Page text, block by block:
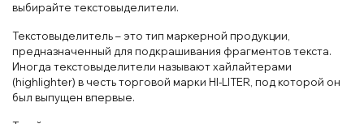
выбирайте текстовыделители.
Текстовыделитель – это тип маркерной продукции,
предназначенный для подкрашивания фрагментов текста.
Иногда текстовыделители называют хайлайтерами
(highlighter) в честь торговой марки HI-LITER, под которой он
был выпущен впервые.